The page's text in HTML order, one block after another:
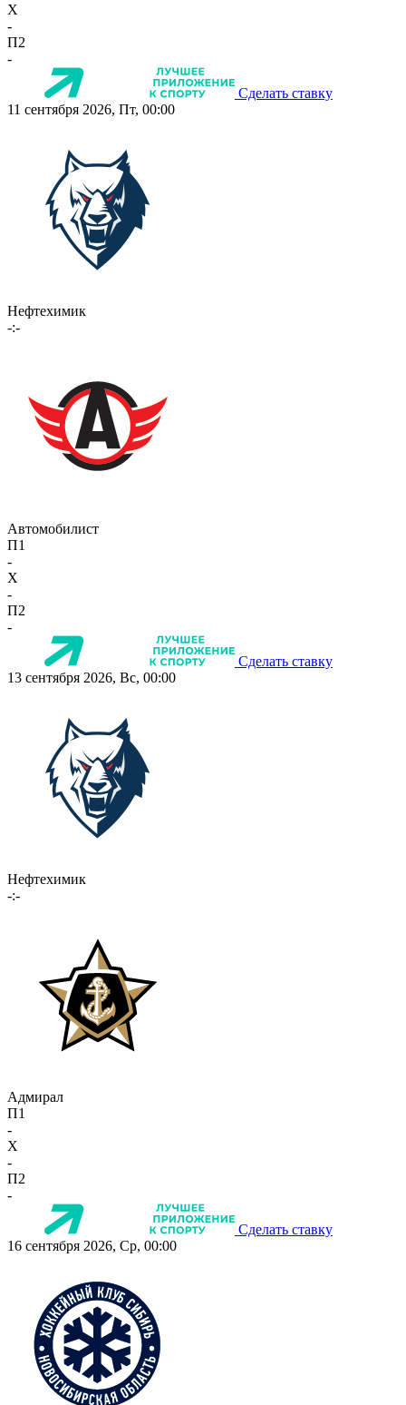
X
-
П2
-
Сделать ставку
11 сентября 2026, Пт, 00:00
Нефтехимик
-:-
Автомобилист
П1
-
X
-
П2
-
Сделать ставку
13 сентября 2026, Вс, 00:00
Нефтехимик
-:-
Адмирал
П1
-
X
-
П2
-
Сделать ставку
16 сентября 2026, Ср, 00:00